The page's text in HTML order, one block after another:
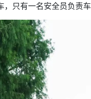
只有一名安全员负责车